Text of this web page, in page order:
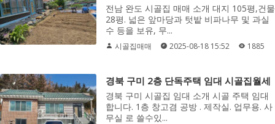
전남 완도 시골집 매매 소개 대지 105평,건물
28평. 넓은 앞마당과 텃밭 비파나무 및 과실
수 등을 보유, 무...
시골집매매 2025-08-18 15:52 1885
경북 구미 2층 단독주택 임대 시골집월세
경북 구미 시골집 임대 소개 시골 주택 임대
합니다. 1층 창고겸 공방 . 제작실. 업무용. 사
무실 로 쓸수있...